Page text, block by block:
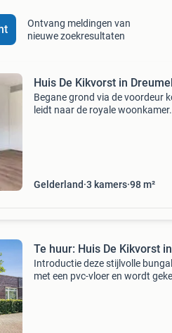
Ontvang meldingen van
nieuwe zoekresultaten
Huis De Kikvorst in Dreumel
Begane grond via de voordeur
leidt naar de royale
Gelderland 3 kamers 98m²
Te huur: Huis De Kikvorst
Introductie deze stijlvolle
met een pvc-vloer en wordt